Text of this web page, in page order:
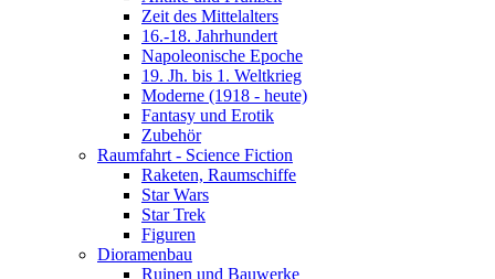
Zeit des Mittelalters
16.-18. Jahrhundert
Napoleonische Epoche
19. Jh. bis 1. Weltkrieg
Moderne (1918 - heute)
Fantasy und Erotik
Zubehör
Raumfahrt - Science Fiction
Raketen, Raumschiffe
Star Wars
Star Trek
Figuren
Dioramenbau
Ruinen und Bauwerke